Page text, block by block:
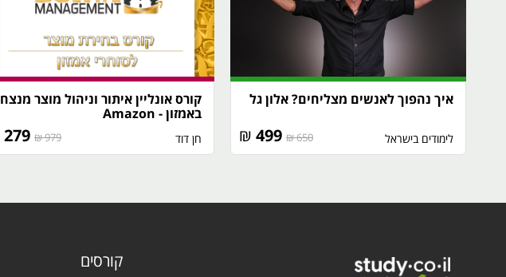
איך נהפוך לאנשים מצליחים? אלון גל
לימודים בישראל 650 ₪
₪
קורס אונליין איתור וניהול מוצר מנצח
באמזון - Amazon
חן דוד 979 ₪
קורסים